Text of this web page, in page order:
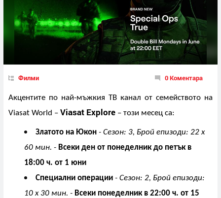
Филми 0 Коментара
Акцентите по най-мъжкия ТВ канал от семейството на
Viasat World – Viasat Explore – този месец са:
Златото на Юкон - Сезон: 3, Брой епизоди: 22 x
60 мин. - Всеки ден от понеделник до петък в
18:00 ч. от 1 юни
Специални операции - Сезон: 2, Брой епизоди:
10 x 30 мин. - Всеки понеделник в 22:00 ч. от 15